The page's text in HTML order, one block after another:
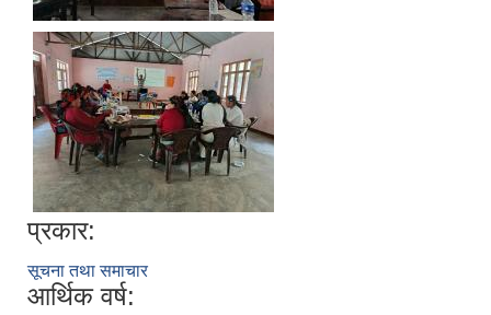
प्रकार:
सूचना तथा समाचार
आर्थिक वर्ष: